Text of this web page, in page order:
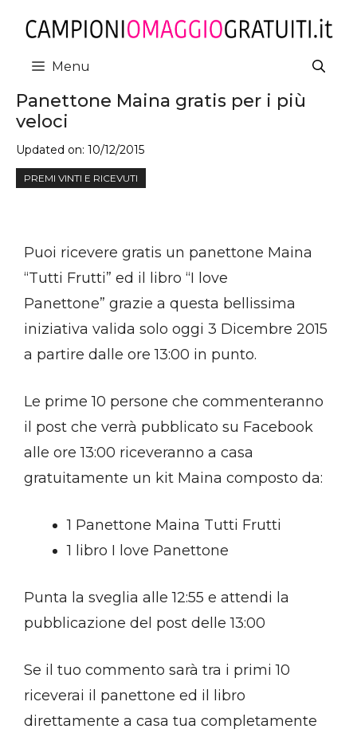
contenuto
Menu
Panettone Maina gratis per i più
veloci
Updated on: 10/12/2015
PREMI VINTI E RICEVUTI
Puoi ricevere gratis un panettone Maina
“Tutti Frutti” ed il libro “I love
Panettone” grazie a questa bellissima
iniziativa valida solo oggi 3 Dicembre 2015
a partire dalle ore 13:00 in punto.
Le prime 10 persone che commenteranno
il post che verrà pubblicato su Facebook
alle ore 13:00 riceveranno a casa
gratuitamente un kit Maina composto da:
1 Panettone Maina Tutti Frutti
1 libro I love Panettone
Punta la sveglia alle 12:55 e attendi la
pubblicazione del post delle 13:00
Se il tuo commento sarà tra i primi 10
riceverai il panettone ed il libro
direttamente a casa tua completamente